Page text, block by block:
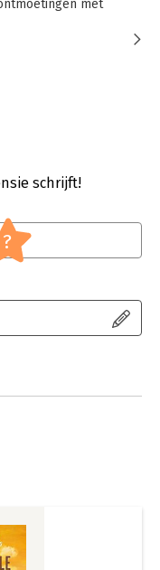
met
van
warme stijl heeft
voortdurend
schrijft!
?